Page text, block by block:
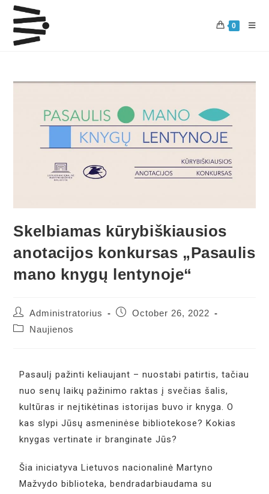
0
Skelbiamas kūrybiškiausios
anotacijos konkursas „Pasaulis
mano knygų lentynoje“
Administratorius
October 26, 2022
Naujienos
Pasaulį pažinti keliaujant – nuostabi patirtis, tačiau
nuo senų laikų pažinimo raktas į svečias šalis,
kultūras ir neįtikėtinas istorijas buvo ir knyga. O
kas slypi Jūsų asmeninėse bibliotekose? Kokias
knygas vertinate ir branginate Jūs?
Šia iniciatyva Lietuvos nacionalinė Martyno
Mažvydo biblioteka, bendradarbiaudama su